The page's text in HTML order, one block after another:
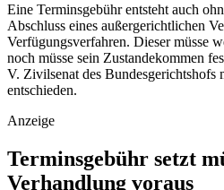
Eine Terminsgebühr entsteht auch
Abschluss eines außergerichtlichen
Verfügungsverfahren. Dieser müsse
noch müsse sein Zustandekommen
V. Zivilsenat des Bundesgerichtshofs
entschieden.
Anzeige
Terminsgebühr setzt
Verhandlung voraus